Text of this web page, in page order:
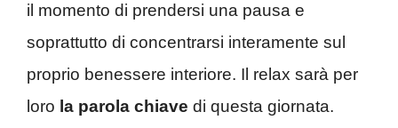
il momento di prendersi una pausa e
soprattutto di concentrarsi interamente sul
proprio benessere interiore. Il relax sarà per
loro la parola chiave di questa giornata.